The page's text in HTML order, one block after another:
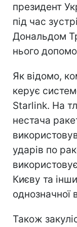
президент
під час
Дональдом
нього
Як відомо,
керує
Starlink. На
нестача
ударів по
Києву та
однозначної
Також